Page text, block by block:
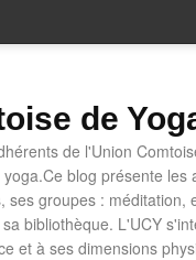
de
de l'Union
blog présente les
ses groupes : méditation,
bibliothèque. L'UCY
et à ses dimensions